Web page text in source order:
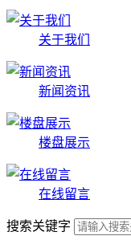
关于我们
新闻资讯
楼盘展示
在线留言
搜索关键字